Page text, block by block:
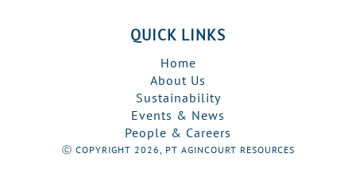
QUICK LINKS
Home
About Us
Sustainability
Events & News
People & Careers
Ⓒ COPYRIGHT 2026, PT AGINCOURT RESOURCES